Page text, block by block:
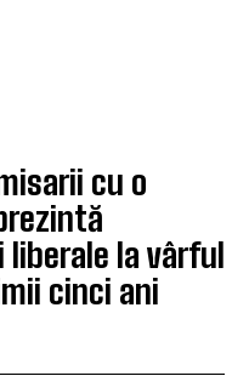
cu o
liberale la vârful
cinci ani